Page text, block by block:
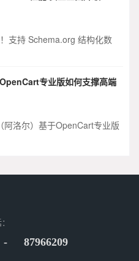
支持 Schema.org 结构化数
专业版如何支撑高端
洛尔）基于OpenCart专业版
87966209